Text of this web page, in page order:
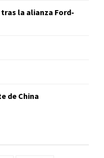
la alianza Ford-
de China